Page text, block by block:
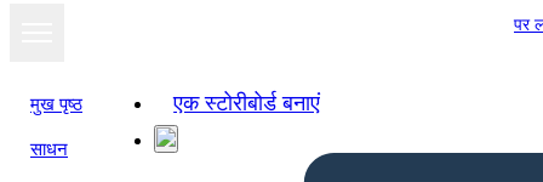
पर
मुख पृष्ठ
साधन
एक स्टोरीबोर्ड बनाएं